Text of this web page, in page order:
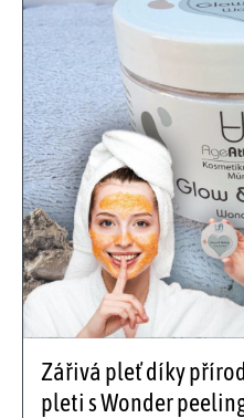
Zářivá pleť díky
pleti s Wonder